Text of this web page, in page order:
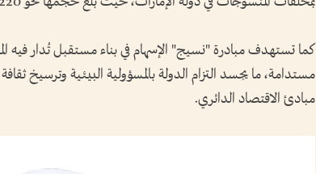
كما تستهدف مبادرة "نسيج" الإسهام في بناء مستقبل تُدار فيه
مستدامة، ما يجسد التزام الدولة بالمسؤولية البيئية وترسيخ
مبادئ الاقتصاد الدائري.